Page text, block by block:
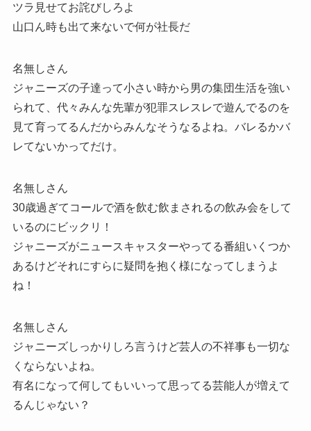
ツラ見せてお詫びしろよ
山口ん時も出て来ないで何が社長だ
名無しさん
ジャニーズの子達って小さい時から男の集団生活を強い
られて、代々みんな先輩が犯罪スレスレで遊んでるのを
見て育ってるんだからみんなそうなるよね。バレるかバ
レてないかってだけ。
名無しさん
30歳過ぎてコールで酒を飲む飲まされるの飲み会をして
いるのにビックリ！
ジャニーズがニュースキャスターやってる番組いくつか
あるけどそれにすらに疑問を抱く様になってしまうよ
ね！
名無しさん
ジャニーズしっかりしろ言うけど芸人の不祥事も一切な
くならないよね。
有名になって何してもいいって思ってる芸能人が増えて
るんじゃない？